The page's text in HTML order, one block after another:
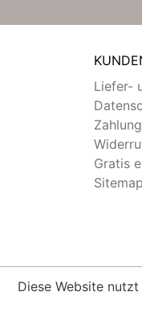
Liefer-
Gratis
Sitemap
Diese Website